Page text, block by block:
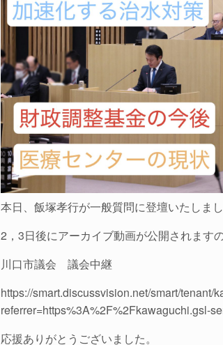
本日、飯塚孝行が一般質問に登壇いたしまし
2，3日後にアーカイブ動画が公開されます
川口市議会 議会中継
https://smart.discussvision.net/smart/
referrer=https%3A%2F%2Fkawaguchi.gsl-
応援ありがとうございました。